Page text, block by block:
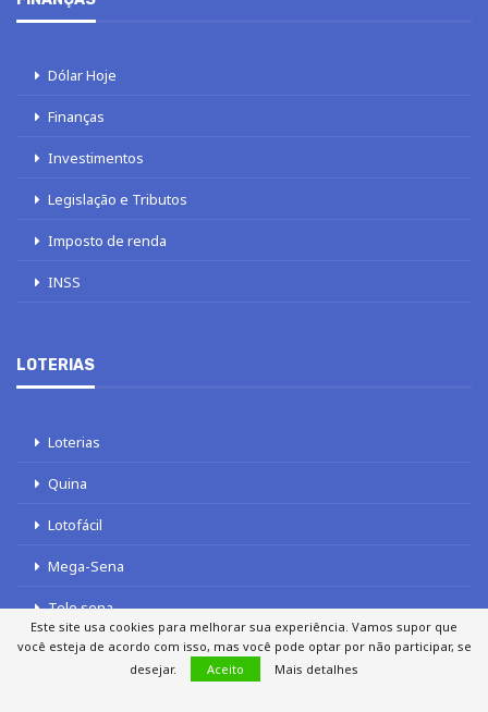
Dólar Hoje
Finanças
Investimentos
Legislação e Tributos
Imposto de renda
INSS
LOTERIAS
Loterias
Quina
Lotofácil
Mega-Sena
Tele sena
Este site usa cookies para melhorar sua experiência. Vamos supor que
você esteja de acordo com isso, mas você pode optar por não participar, se
desejar.
Aceito Mais detalhes